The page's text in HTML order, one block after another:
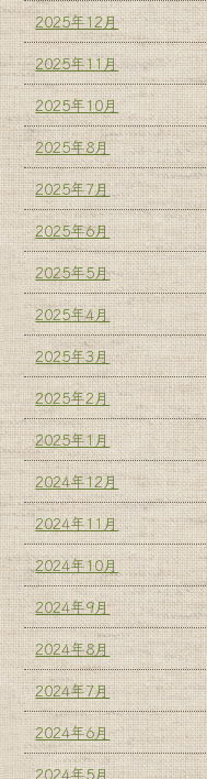
2025年12月
2025年11月
2025年10月
2025年8月
2025年7月
2025年6月
2025年5月
2025年4月
2025年3月
2025年2月
2025年1月
2024年12月
2024年11月
2024年10月
2024年9月
2024年8月
2024年7月
2024年6月
2024年5月